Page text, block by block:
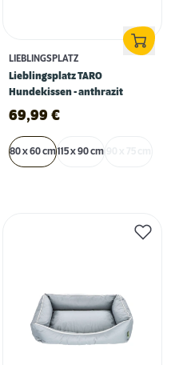
LIEBLINGSPLATZ
Lieblingsplatz TARO
Hundekissen - anthrazit
69,99 €
80 x 60 cm115 x 90 cm